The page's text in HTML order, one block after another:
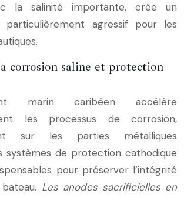
la salinité importante, crée un
particulièrement agressif pour les
corrosion saline et protection
marin caribéen accélère
les processus de corrosion,
sur les parties métalliques
systèmes de protection cathodique
pour préserver l’intégrité
Les anodes sacrificielles en